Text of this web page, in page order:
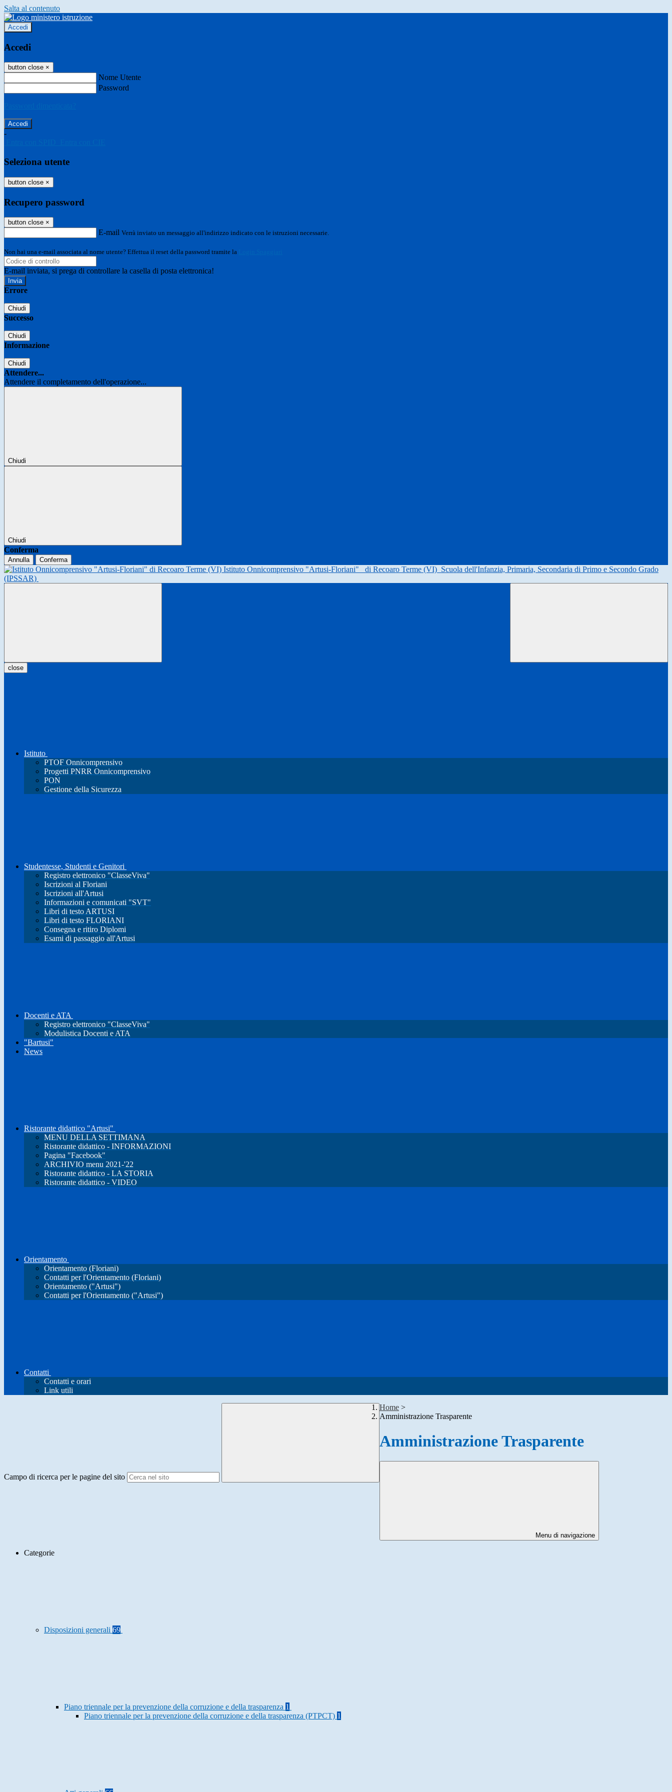
Salta al contenuto
Accedi
Accedi
button close ×
Nome Utente
Password
-
Seleziona utente
button close ×
Recupero password
button close ×
E-mail Verrà inviato un messaggio all'indirizzo indicato con le istruzioni necessarie.
Non hai una e-mail associata al nome utente? Effettua il reset della password tramite la
E-mail inviata, si prega di controllare la casella di posta elettronica!
Errore
Chiudi
Successo
Chiudi
Informazione
Chiudi
Attendere...
Attendere il completamento dell'operazione...
Chiudi
Chiudi
Conferma
Annulla Conferma
Istituto Onnicomprensivo "Artusi-Floriani" di Recoaro Terme (VI) Scuola dell'Infanzia, Primaria, Secondaria di Primo e Secondo Grado
(IPSSAR)
close
Istituto
PTOF Onnicomprensivo
Progetti PNRR Onnicomprensivo
PON
Gestione della Sicurezza
Studentesse, Studenti e Genitori
Registro elettronico "ClasseViva"
Iscrizioni al Floriani
Iscrizioni all'Artusi
Informazioni e comunicati "SVT"
Libri di testo ARTUSI
Libri di testo FLORIANI
Consegna e ritiro Diplomi
Esami di passaggio all'Artusi
Docenti e ATA
Registro elettronico "ClasseViva"
Modulistica Docenti e ATA
"Bartusi"
News
Ristorante didattico "Artusi"
MENU DELLA SETTIMANA
Ristorante didattico - INFORMAZIONI
Pagina "Facebook"
ARCHIVIO menu 2021-'22
Ristorante didattico - LA STORIA
Ristorante didattico - VIDEO
Orientamento
Orientamento (Floriani)
Contatti per l'Orientamento (Floriani)
Orientamento ("Artusi")
Contatti per l'Orientamento ("Artusi")
Contatti
Contatti e orari
Link utili
Campo di ricerca per le pagine del sito
Home >
Amministrazione Trasparente
Amministrazione Trasparente
Menu di navigazione
Categorie
Disposizioni generali 69
Piano triennale per la prevenzione della corruzione e della trasparenza 1
Piano triennale per la prevenzione della corruzione e della trasparenza (PTPCT) 1